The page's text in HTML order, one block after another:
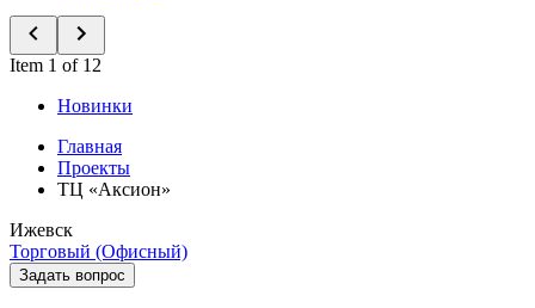
Item 1 of 12
Новинки
Главная
Проекты
ТЦ «Аксион»
Ижевск
Торговый (Офисный)
Задать вопрос